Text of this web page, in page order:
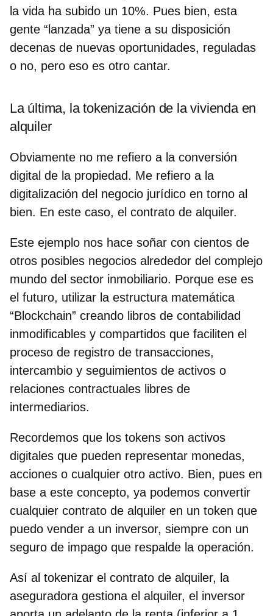
la vida ha subido un 10%. Pues bien, esta
gente “lanzada” ya tiene a su disposición
decenas de nuevas oportunidades, reguladas
o no, pero eso es otro cantar.
La última, la tokenización de la vivienda en
alquiler
Obviamente no me refiero a la conversión
digital de la propiedad. Me refiero a la
digitalización del negocio jurídico en torno al
bien. En este caso, el contrato de alquiler.
Este ejemplo nos hace soñar con cientos de
otros posibles negocios alrededor del complejo
mundo del sector inmobiliario. Porque ese es
el futuro, utilizar la estructura matemática
“Blockchain” creando libros de contabilidad
inmodificables y compartidos que faciliten el
proceso de registro de transacciones,
intercambio y seguimientos de activos o
relaciones contractuales libres de
intermediarios.
Recordemos que los tokens son activos
digitales que pueden representar monedas,
acciones o cualquier otro activo. Bien, pues en
base a este concepto, ya podemos convertir
cualquier contrato de alquiler en un token que
puedo vender a un inversor, siempre con un
seguro de impago que respalde la operación.
Así al tokenizar el contrato de alquiler, la
aseguradora gestiona el alquiler, el inversor